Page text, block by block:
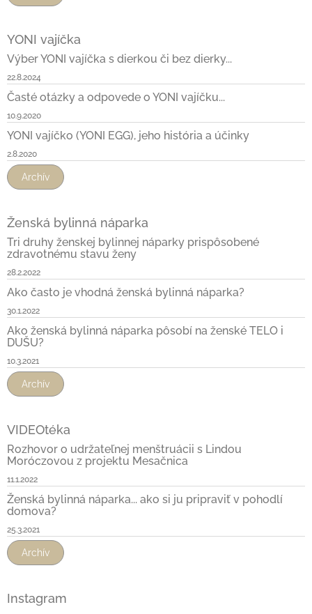
YONI vajíčka
Výber YONI vajíčka s dierkou či bez dierky...
22.8.2024
Časté otázky a odpovede o YONI vajíčku...
10.9.2020
YONI vajíčko (YONI EGG), jeho história a účinky
2.8.2020
Archív
Ženská bylinná náparka
Tri druhy ženskej bylinnej náparky prispôsobené
zdravotnému stavu ženy
28.2.2022
Ako často je vhodná ženská bylinná náparka?
30.1.2022
Ako ženská bylinná náparka pôsobí na ženské TELO i
DUŠU?
10.3.2021
Archív
VIDEOtéka
Rozhovor o udržateľnej menštruácii s Lindou
Moróczovou z projektu Mesačnica
11.1.2022
Ženská bylinná náparka... ako si ju pripraviť v pohodlí
domova?
25.3.2021
Archív
Instagram